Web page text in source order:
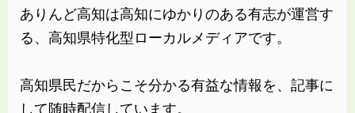
ありんど高知は高知にゆかりのある有志が運営す
る、高知県特化型ローカルメディアです。
高知県民だからこそ分かる有益な情報を、記事に
して随時配信しています。